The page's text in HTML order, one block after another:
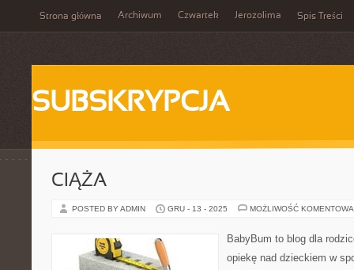
Strona główna Archiwum Czwartek Jerozolima Spis Treści
SUBSKRYPCJA
CIĄŻA
POSTED BY ADMIN GRU - 13 - 2025 MOŻLIWOŚĆ
BabyBum to blog dla
opiekę nad dzieckiem w